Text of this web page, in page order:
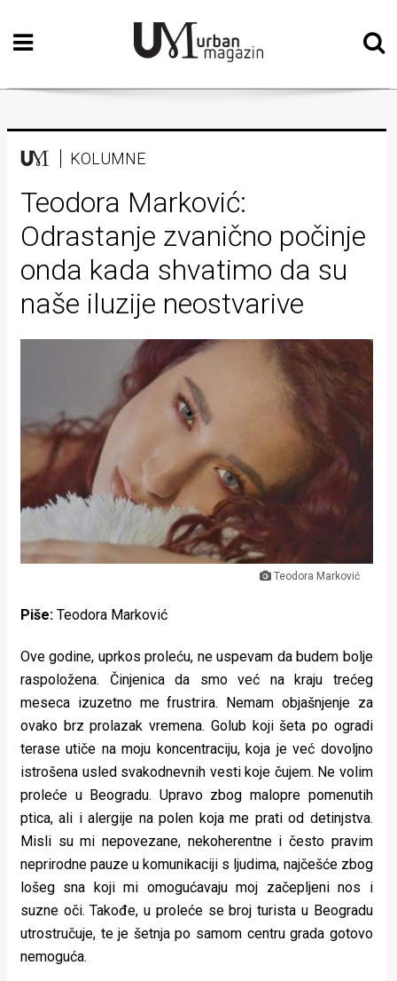
Početna
Vizualne
Teatar
Književnost
Muzika
Film
Intervju
Kolumne
Lifestyle
Beauty
Fashion
Za
pokretu
koje
rade
Urban
Places
Aktivizam
Aktuelnosti
KOLUMNE
Teodora Marković:
Odrastanje zvanično počinje
onda kada shvatimo da su
naše iluzije neostvarive
Teodora Marković
Piše: Teodora Marković
Ove godine, uprkos proleću, ne uspevam da budem bolje
raspoložena. Činjenica da smo već na kraju trećeg
meseca izuzetno me frustrira. Nemam objašnjenje za
ovako brz prolazak vremena. Golub koji šeta po ogradi
terase utiče na moju koncentraciju, koja je već dovoljno
istrošena usled svakodnevnih vesti koje čujem. Ne volim
proleće u Beogradu. Upravo zbog malopre pomenutih
ptica, ali i alergije na polen koja me prati od detinjstva.
Misli su mi nepovezane, nekoherentne i često pravim
neprirodne pauze u komunikaciji s ljudima, najčešće zbog
lošeg sna koji mi omogućavaju moj začepljeni nos i
suzne oči. Takođe, u proleće se broj turista u Beogradu
utrostručuje, te je šetnja po samom centru grada gotovo
nemoguća.